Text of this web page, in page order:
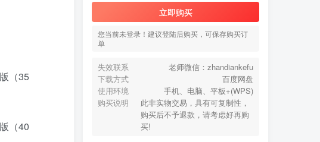
（35
（40
立即购买
您当前未登录！建议登陆后购买，可保存购买订
单
失效联系
老师微信：zhandiankefu
下载方式
百度网盘
使用环境
手机、电脑、平板+(WPS)
购买说明
此非实物交易，具有可复制性，
购买后不予退款，请考虑好再购
买!